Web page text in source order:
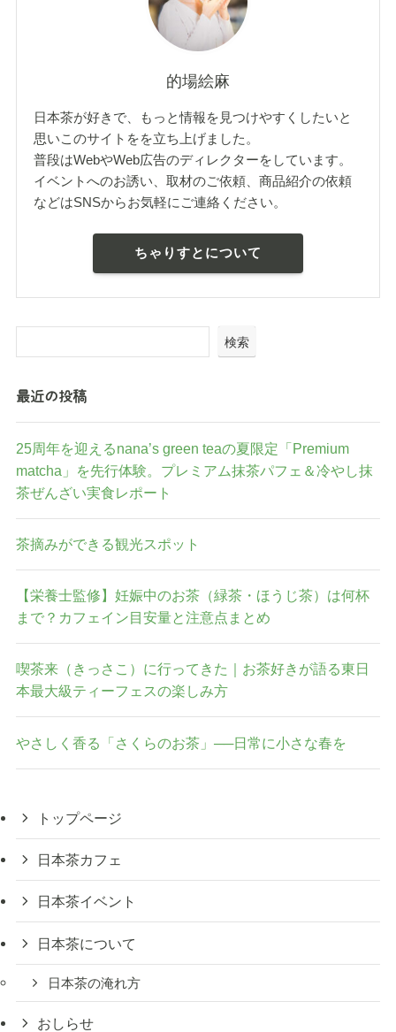
的場絵麻
日本茶が好きで、もっと情報を見つけやすくしたいと
思いこのサイトをを立ち上げました。
普段はWebやWeb広告のディレクターをしています。
イベントへのお誘い、取材のご依頼、商品紹介の依頼
などはSNSからお気軽にご連絡ください。
ちゃりすとについて
検索
最近の投稿
25周年を迎えるnana’s green teaの夏限定「Premium
matcha」を先行体験。プレミアム抹茶パフェ＆冷やし抹
茶ぜんざい実食レポート
茶摘みができる観光スポット
【栄養士監修】妊娠中のお茶（緑茶・ほうじ茶）は何杯
まで？カフェイン目安量と注意点まとめ
喫茶来（きっさこ）に行ってきた｜お茶好きが語る東日
本最大級ティーフェスの楽しみ方
やさしく香る「さくらのお茶」──日常に小さな春を
トップページ
日本茶カフェ
日本茶イベント
日本茶について
日本茶の淹れ方
おしらせ